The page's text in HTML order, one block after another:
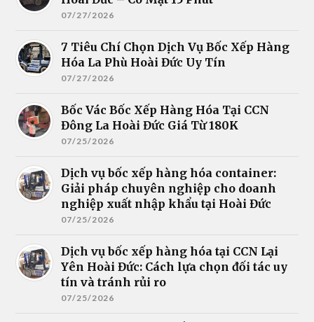
07/27/2026
7 Tiêu Chí Chọn Dịch Vụ Bốc Xếp Hàng
Hóa La Phù Hoài Đức Uy Tín
07/27/2026
Bốc Vác Bốc Xếp Hàng Hóa Tại CCN
Đông La Hoài Đức Giá Từ 180K
07/25/2026
Dịch vụ bốc xếp hàng hóa container:
Giải pháp chuyên nghiệp cho doanh
nghiệp xuất nhập khẩu tại Hoài Đức
07/25/2026
Dịch vụ bốc xếp hàng hóa tại CCN Lại
Yên Hoài Đức: Cách lựa chọn đối tác uy
tín và tránh rủi ro
07/25/2026